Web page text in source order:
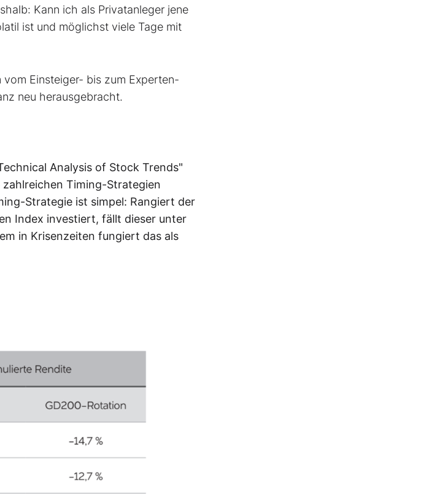
Kann ich als Privatanleger jene
ist und möglichst viele Tage mit
vom Einsteiger- bis zum Experten-
neu herausgebracht.
Analysis of Stock Trends"
Timing-Strategien
Strategie ist simpel: Rangiert der
Index investiert, fällt dieser unter
in Krisenzeiten fungiert das als